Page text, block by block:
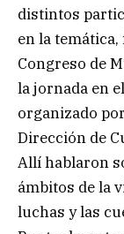
distintos
en la
Congreso de
la jornada en
organizado
Dirección de
Allí hablaron
ámbitos de la
luchas y las